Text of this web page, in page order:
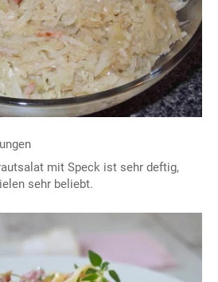
mit Speck ist sehr deftig,
sehr beliebt.